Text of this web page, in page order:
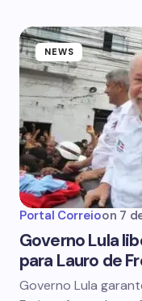
NEWS
Portal Correioon 7
Governo Lula
para Lauro de
Governo Lula